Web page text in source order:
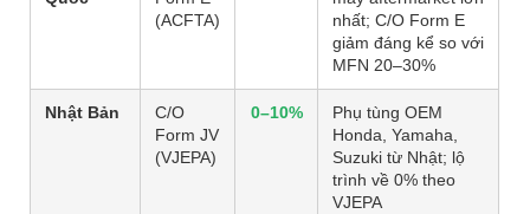
(ACFTA)
nhất; C/O Form E
giảm đáng kể so với
MFN 20–30%
Nhật Bản
C/O
Form JV
(VJEPA)
0–10%
Phụ tùng OEM
Honda, Yamaha,
Suzuki từ Nhật; lộ
trình về 0% theo
VJEPA